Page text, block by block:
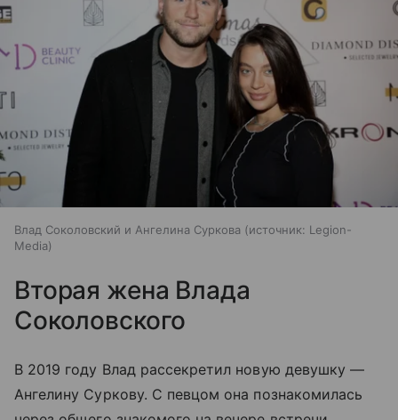
Влад Соколовский и Ангелина Суркова источник: Legion-
Media
Вторая жена Влада
Соколовского
В 2019 году Влад рассекретил новую девушку —
Ангелину Суркову. С певцом она познакомилась